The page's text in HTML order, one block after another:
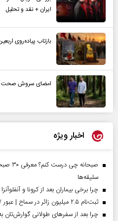
ایران + نقد و تحلیل
بازتاب پیاده‌روی
امضای سروش صحت در
اخبار ویژه
سلیقه‌ها
چرا برخی بیماران بعد از کرونا و
ثبت‌نام ۲.۵ میلیون زائر در سماح | عبور ۱.۷ میلیون نفر از مرز‌های اربعین
چرا بعد از سفرهای طولانی گوارش‌تان